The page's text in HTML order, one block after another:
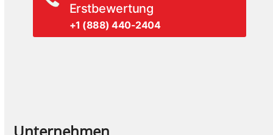
Erstbewertung
+1 (888) 440-2404
Unternehmen